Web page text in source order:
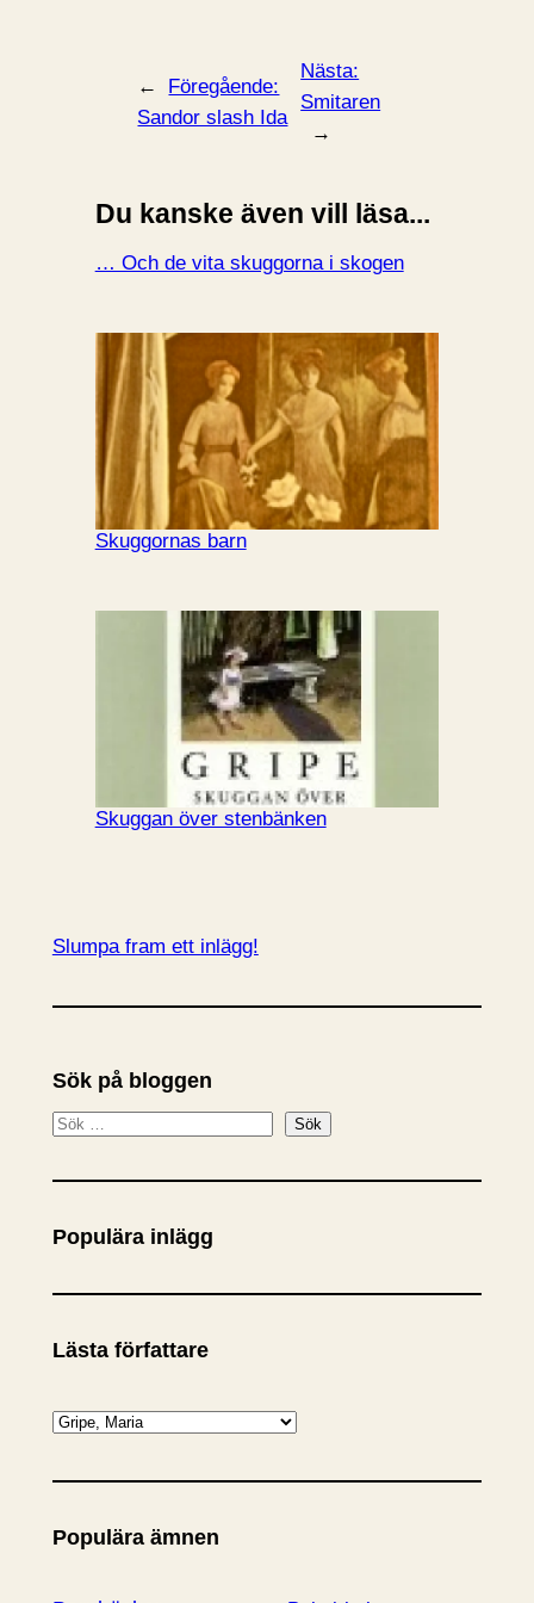
←
Föregående:
Sandor slash Ida
Nästa:
Smitaren
→
Du kanske även vill läsa...
… Och de vita skuggorna i skogen
Skuggornas barn
Skuggan över stenbänken
Slumpa fram ett inlägg!
Sök på bloggen
S
k
Sök
Populära inlägg
Lästa författare
K
t
g
Populära ämnen